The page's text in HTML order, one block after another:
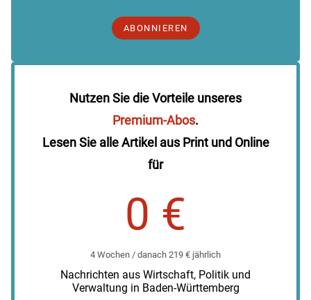
ABONNIEREN
Nutzen Sie die Vorteile unseres
Premium-Abos.
Lesen Sie alle Artikel aus Print und Online
für
0 €
4 Wochen / danach 219 € jährlich
Nachrichten aus Wirtschaft, Politik und
Verwaltung in Baden-Württemberg